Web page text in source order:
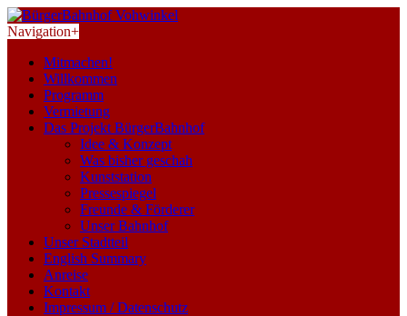
Navigation+
Mitmachen!
Willkommen
Programm
Vermietung
Das Projekt BürgerBahnhof
Idee & Konzept
Was bisher geschah
Kunststation
Pressespiegel
Freunde & Förderer
Unser Bahnhof
Unser Stadtteil
English Summary
Anreise
Kontakt
Impressum / Datenschutz